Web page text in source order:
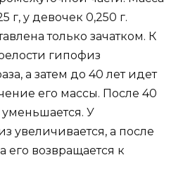
г, у девочек 0,250 г.
только зачатком. К
гипофиз
а затем до 40 лет идет
его массы. После 40
У
увеличивается, а после
его возвращается к